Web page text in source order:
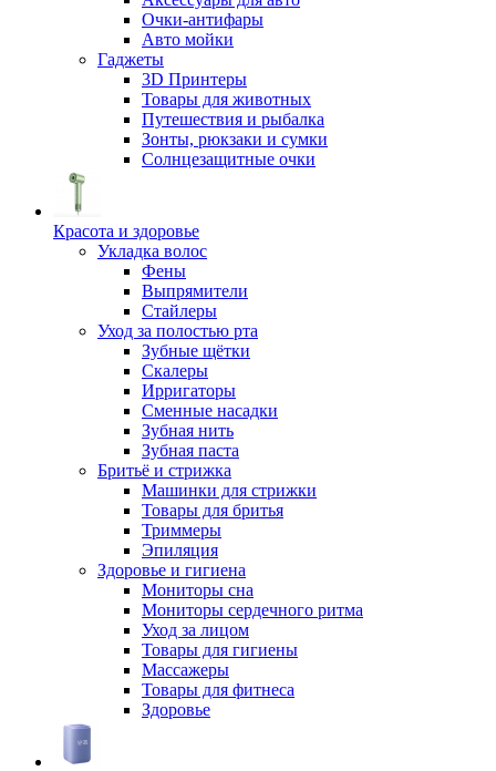
Очки-антифары
Авто мойки
Гаджеты
3D Принтеры
Товары для животных
Путешествия и рыбалка
Зонты, рюкзаки и сумки
Солнцезащитные очки
Красота и здоровье
Укладка волос
Фены
Выпрямители
Стайлеры
Уход за полостью рта
Зубные щётки
Скалеры
Ирригаторы
Сменные насадки
Зубная нить
Зубная паста
Бритьё и стрижка
Машинки для стрижки
Товары для бритья
Триммеры
Эпиляция
Здоровье и гигиена
Мониторы сна
Мониторы сердечного ритма
Уход за лицом
Товары для гигиены
Массажеры
Товары для фитнеса
Здоровье